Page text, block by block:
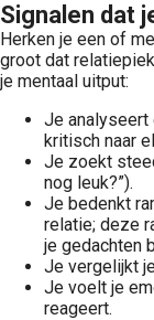
Signalen dat
Herken je een of
groot dat
je mentaal uitput:
Je analyseert
kritisch naar
Je zoekt
nog leuk?”).
Je bedenkt
relatie; deze
je gedachten
Je vergelijkt
Je voelt je
reageert.